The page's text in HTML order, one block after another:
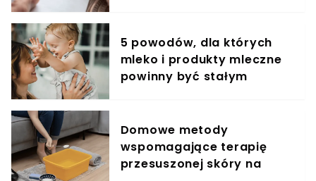
5 powodów, dla których
mleko i produkty mleczne
powinny być stałym
Domowe metody
wspomagające terapię
przesuszonej skóry na